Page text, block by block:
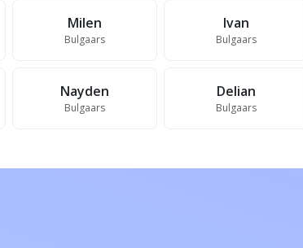
Milen
Bulgaars
Ivan
Bulgaars
Nayden
Bulgaars
Delian
Bulgaars